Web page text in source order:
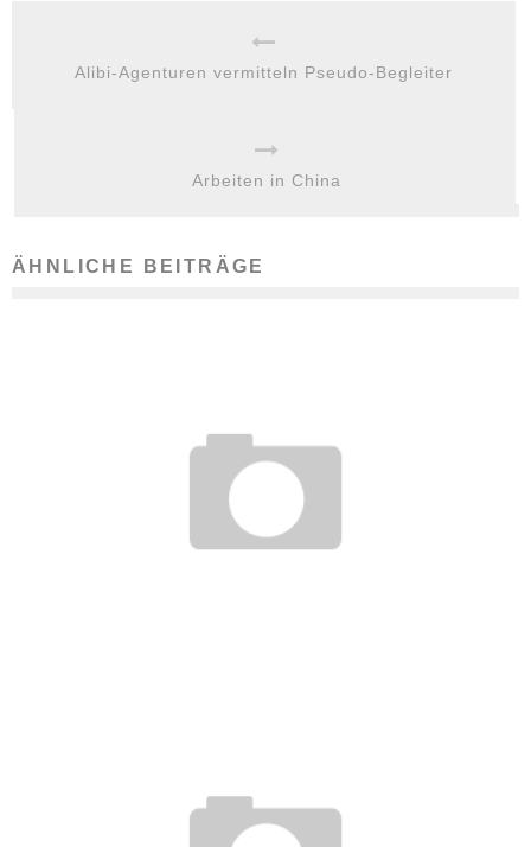
Alibi-Agenturen vermitteln Pseudo-Begleiter
Arbeiten in China
ÄHNLICHE BEITRÄGE